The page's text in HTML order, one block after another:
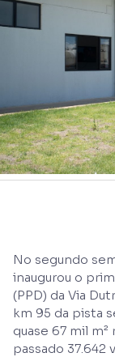
No segundo
inaugurou o
(PPD) da Via
km 95 da pista
quase 67 mil
passado 37.642